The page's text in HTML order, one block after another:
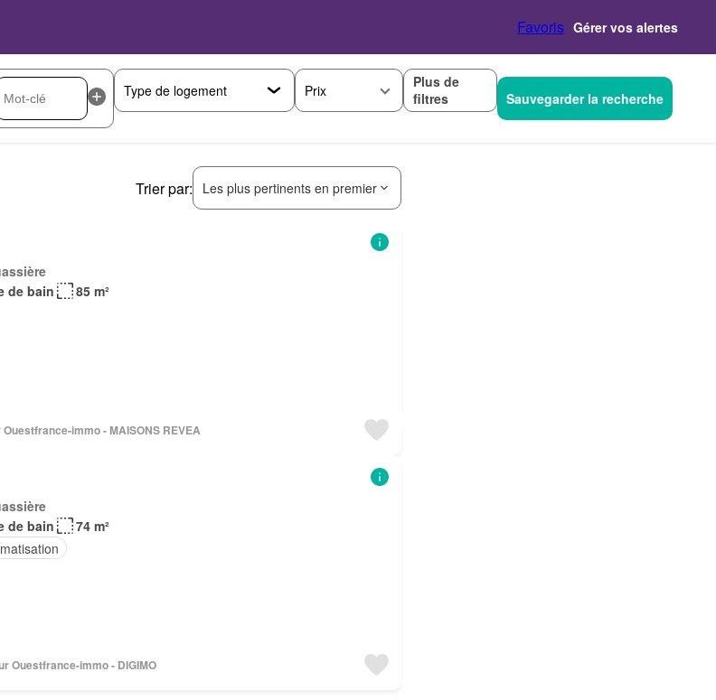
Favoris Gérer vos alertes
Prix
Plus de
filtres
Sauvegarder la recherche
Trier par: Les plus pertinents en premier
de bain 85 m²
immo - MAISONS REVEA
de bain
74 m²
Ouestfrance-immo - DIGIMO